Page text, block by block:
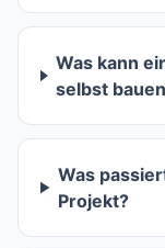
Was kann
selbst
Was
Projekt?